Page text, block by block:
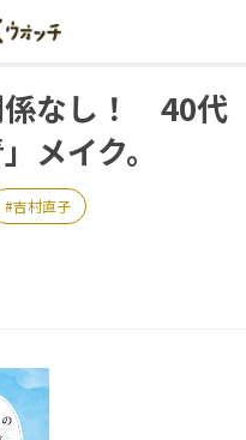
係なし！ 40代
メイク。
吉村直子